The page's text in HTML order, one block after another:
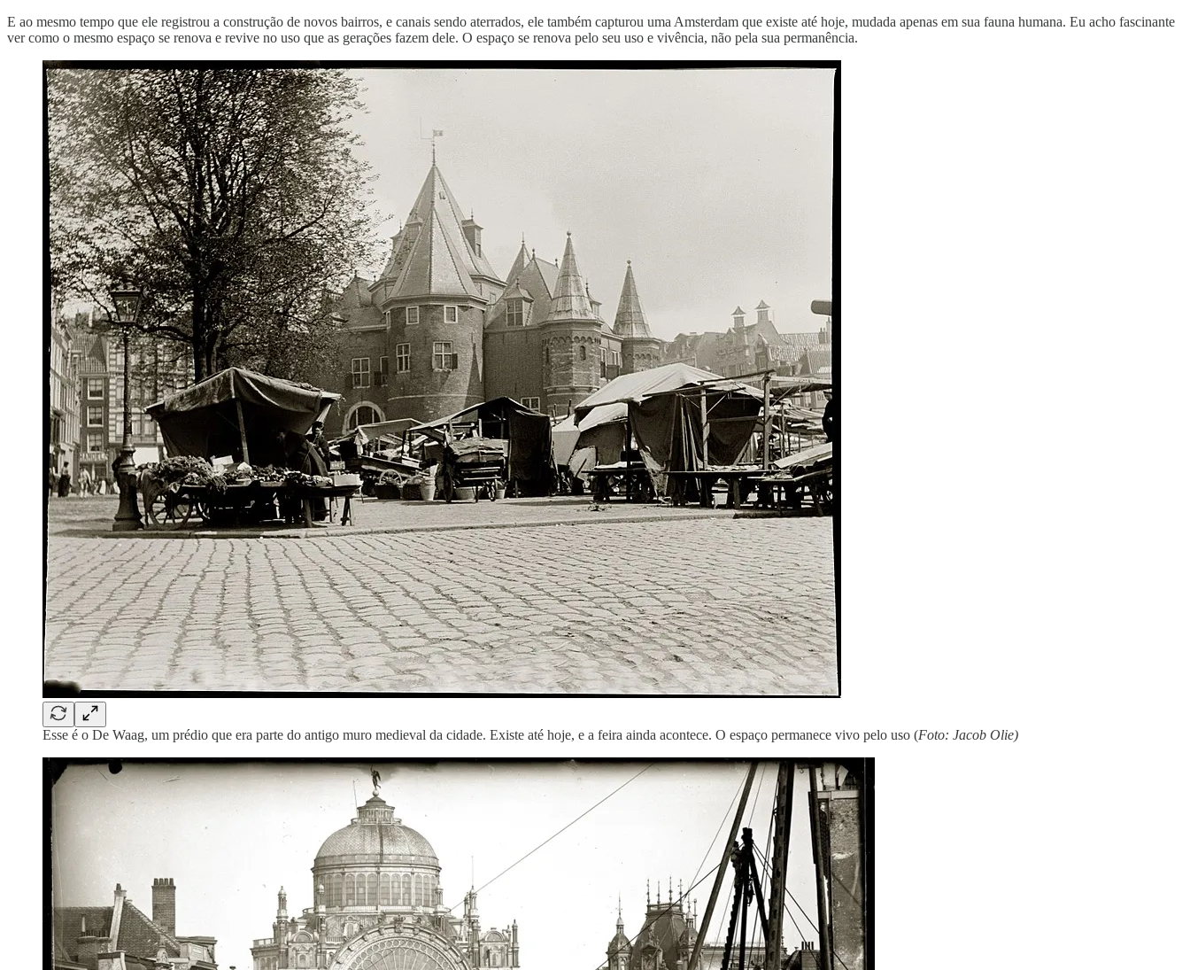
E ao mesmo tempo que ele registrou a construção de novos bairros, e canais sendo aterrados, ele também capturou uma Amsterdam que existe até hoje, mudada apenas em sua fauna humana. Eu acho fascinante
ver como o mesmo espaço se renova e revive no uso que as gerações fazem dele. O espaço se renova pelo seu uso e vivência, não pela sua permanência.
Esse é o De Waag, um prédio que era parte do antigo muro medieval da cidade. Existe até hoje, e a feira ainda acontece. O espaço permanece vivo pelo uso (Foto: Jacob Olie)